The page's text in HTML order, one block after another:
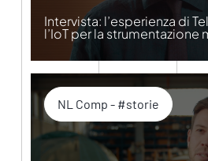
Intervista: l’esperienza di
l’IoT per la strumentazione
NL Comp - #storie